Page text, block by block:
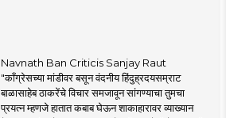
Navnath Ban Criticis Sanjay Raut
"काँग्रेसच्या मांडीवर बसून वंदनीय हिंदुह्रदयसम्राट
बाळासाहेब ठाकरेंचे विचार समजावून सांगण्याचा तुमचा
प्रयत्न म्हणजे हातात कबाब घेऊन शाकाहारावर व्याख्यान